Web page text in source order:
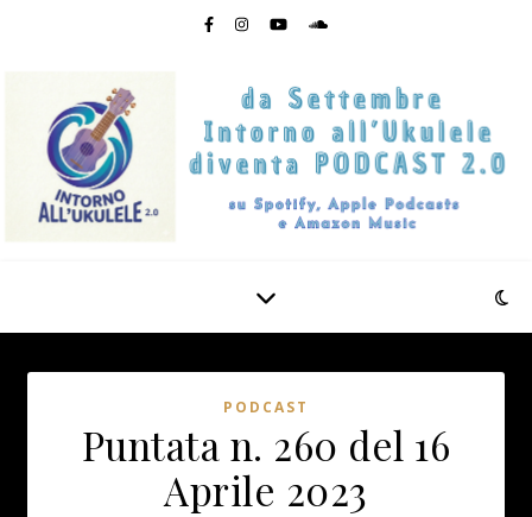
PODCAST
Puntata n. 260 del 16
Aprile 2023